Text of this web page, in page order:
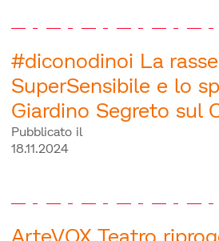
#diconodinoi La
SuperSensibile e lo
Giardino Segreto sul
Pubblicato il
18.11.2024
ArteVOX Teatro